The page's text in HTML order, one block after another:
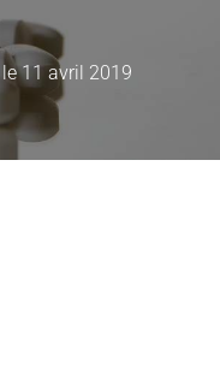
le11 avril 2019